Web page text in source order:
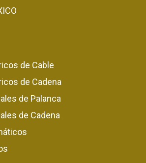
de Cable
de Cadena
de Palanca
de Cadena